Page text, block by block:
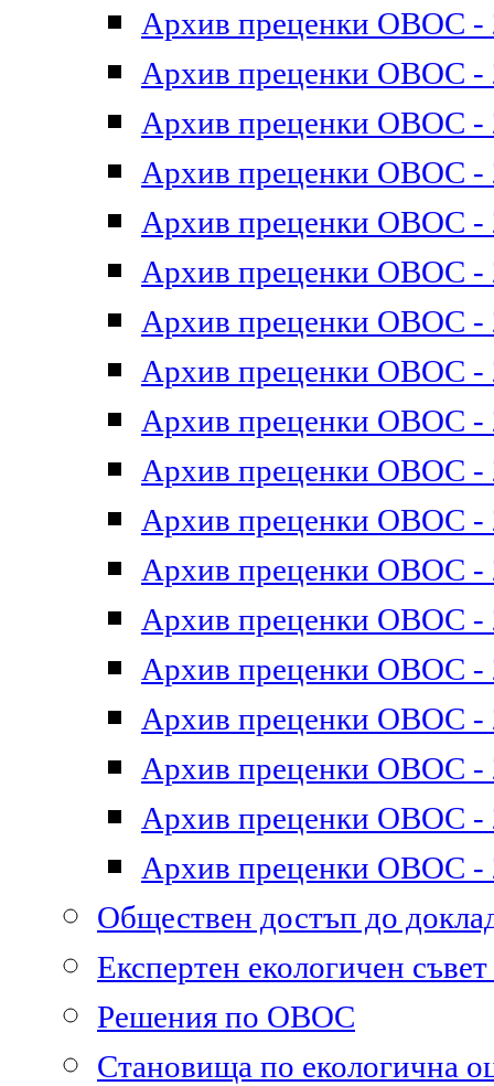
Архив преценки ОВОС -
Архив преценки ОВОС -
Архив преценки ОВОС -
Архив преценки ОВОС -
Архив преценки ОВОС -
Архив преценки ОВОС -
Архив преценки ОВОС -
Архив преценки ОВОС -
Архив преценки ОВОС -
Архив преценки ОВОС -
Архив преценки ОВОС -
Архив преценки ОВОС -
Архив преценки ОВОС -
Архив преценки ОВОС -
Архив преценки ОВОС -
Архив преценки ОВОС -
Архив преценки ОВОС -
Архив преценки ОВОС -
Обществен достъп до
Експертен екологичен
Решения по ОВОС
Становища по екологична